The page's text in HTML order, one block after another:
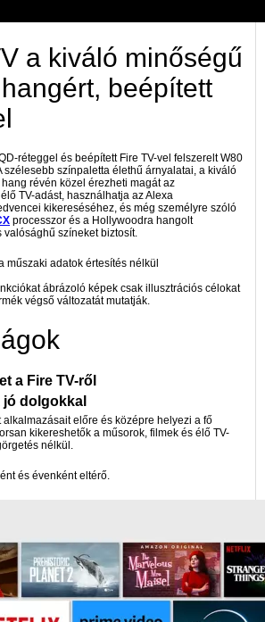
a kiváló minőségű
beépített
réteggel és beépített Fire TV-vel felszerelt W80
szélesebb színpaletta élethű árnyalatai, a kiváló
révén közel érezheti magát az
TV-adást, használhatja az Alexa
kikereséséhez, és még személyre szóló
processzor és a Hollywoodra hangolt
színeket biztosít.
műszaki adatok értesítés nélkül
ábrázoló képek csak illusztrációs célokat
végső változatát mutatják.
a Fire TV-ről
dolgokkal
alkalmazásait előre és középre helyezi a fő
kikereshetők a műsorok, filmek és élő TV-
nélkül.
és évenként eltérő.